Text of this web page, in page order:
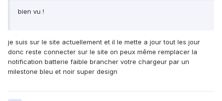
bien vu !
je suis sur le site actuellement et il le mette a jour tout les jour
donc reste connecter sur le site on peux même remplacer la
notification batterie faible brancher votre chargeur par un
milestone bleu et noir super design